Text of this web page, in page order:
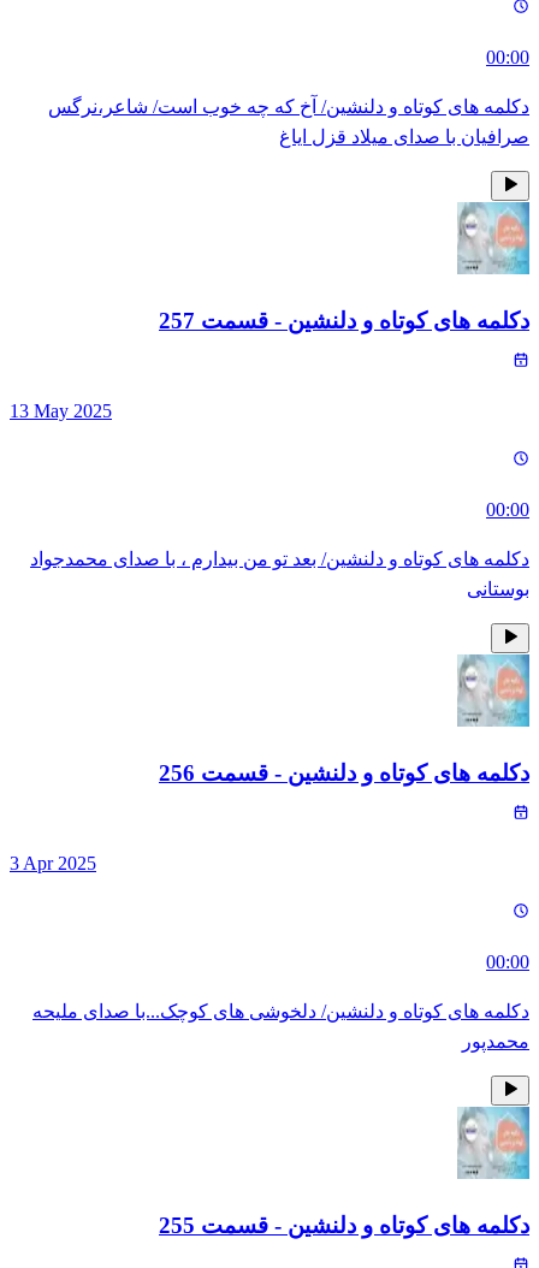
00:00
دکلمه های کوتاه و دلنشین/ آخ که چه خوب است/ شاعر،نرگس
صرافیان با صدای میلاد قزل ایاغ
دکلمه های کوتاه و دلنشین - قسمت 257
13 May 2025
00:00
دکلمه های کوتاه و دلنشین/ بعد تو من بیدارم ، با صدای محمدجواد
بوستانی
دکلمه های کوتاه و دلنشین - قسمت 256
3 Apr 2025
00:00
دکلمه های کوتاه و دلنشین/ دلخوشی های کوچک...با صدای ملیحه
محمدپور
دکلمه های کوتاه و دلنشین - قسمت 255